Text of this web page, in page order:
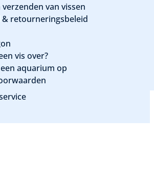
van vissen
& retourneringsbeleid
vis over?
aquarium op